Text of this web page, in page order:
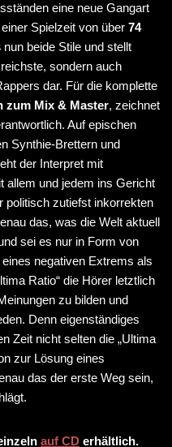
eine neue Gangart
Spielzeit von über 74
nun beide Stile und stellt
sondern auch
dar. Für die komplette
zum Mix & Master, zeichnet
Auf epischen
Synthie-Brettern und
der Interpret mit
allem und jedem ins Gericht
politisch zutiefst inkorrekten
das, was die Welt aktuell
sei es nur in Form von
negativen Extrems als
Ratio“ die Hörer letztlich
zu bilden und
Denn eigenständiges
Zeit nicht selten die „Ultima
zur Lösung eines
das der erste Weg sein,
auf CD erhältlich.